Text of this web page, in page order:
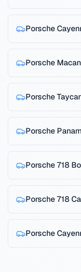
Porsche
Porsche Macan
Porsche
Porsche
Porsche718
Porsche718
Porsche